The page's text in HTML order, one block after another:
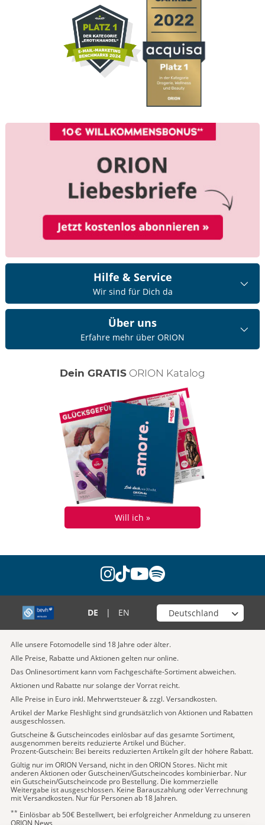
Hilfe & Service
Wir sind für Dich da
Über uns
Erfahre mehr über ORION
Dein GRATIS ORION Katalog
Will ich »
instagram
tiktok
youtube
spotify
DE | EN Wähle deinen Shop
Alle unsere Fotomodelle sind 18 Jahre oder älter.
Alle Preise, Rabatte und Aktionen gelten nur online.
Das Onlinesortiment kann vom Fachgeschäfte-Sortiment abweichen.
Aktionen und Rabatte nur solange der Vorrat reicht.
Alle Preise in Euro inkl. Mehrwertsteuer & zzgl. Versandkosten.
Artikel der Marke Fleshlight sind grundsätzlich von Aktionen und Rabatten
ausgeschlossen.
Gutscheine & Gutscheincodes einlösbar auf das gesamte Sortiment,
ausgenommen bereits reduzierte Artikel und Bücher.
Prozent-Gutschein: Bei bereits reduzierten Artikeln gilt der höhere Rabatt.
Gültig nur im ORION Versand, nicht in den ORION Stores. Nicht mit
anderen Aktionen oder Gutscheinen/Gutscheincodes kombinierbar. Nur
ein Gutschein/Gutscheincode pro Bestellung. Die kommerzielle
Weitergabe ist ausgeschlossen. Keine Barauszahlung oder Verrechnung
mit Versandkosten. Nur für Personen ab 18 Jahren.
** Einlösbar ab 50€ Bestellwert, bei erfolgreicher Anmeldung zu unseren
ORION News